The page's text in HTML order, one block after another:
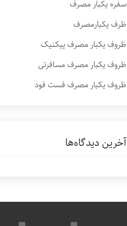
سفره یکبار مصرف
ظرف یکبارمصرف
ظروف یکبار مصرف پیکنیک
ظروف یکبار مصرف مسافرتی
ظروف یکبار مصرف فست فود
آخرین دیدگاه‌ها